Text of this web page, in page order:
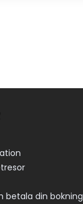
betala din bokning